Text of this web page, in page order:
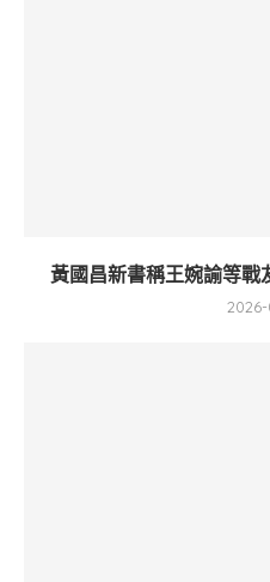
黃國昌新書稱王婉諭等